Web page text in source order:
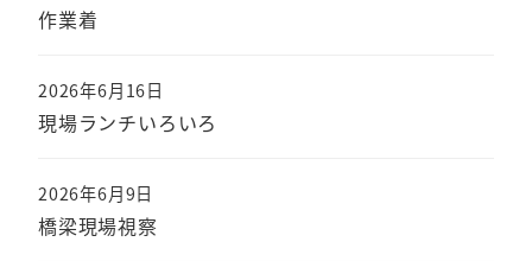
作業着
現場ランチいろいろ
2026年6月16日
橋梁現場視察
2026年6月9日